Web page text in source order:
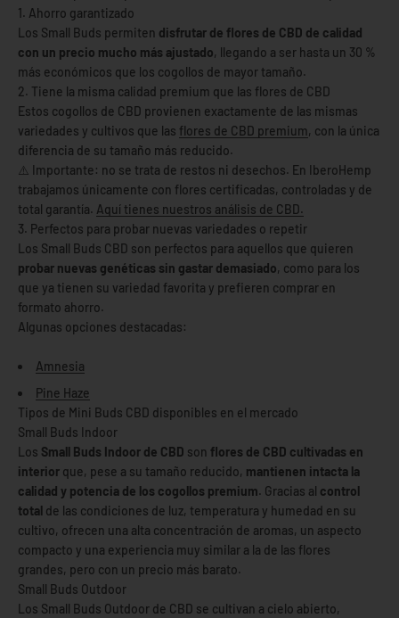
1. Ahorro garantizado
Los Small Buds permiten disfrutar de flores de CBD de calidad
con un precio mucho más ajustado, llegando a ser hasta un 30 %
más económicos que los cogollos de mayor tamaño.
2. Tiene la misma calidad premium que las flores de CBD
Estos cogollos de CBD provienen exactamente de las mismas
variedades y cultivos que las flores de CBD premium, con la única
diferencia de su tamaño más reducido.
⚠️ Importante: no se trata de restos ni desechos. En IberoHemp
trabajamos únicamente con flores certificadas, controladas y de
total garantía. Aquí tienes nuestros análisis de CBD.
3. Perfectos para probar nuevas variedades o repetir
Los Small Buds CBD son perfectos para aquellos que quieren
probar nuevas genéticas sin gastar demasiado, como para los
que ya tienen su variedad favorita y prefieren comprar en
formato ahorro.
Algunas opciones destacadas:
Amnesia
Pine Haze
Tipos de Mini Buds CBD disponibles en el mercado
Small Buds Indoor
Los Small Buds Indoor de CBD son flores de CBD cultivadas en
interior que, pese a su tamaño reducido, mantienen intacta la
calidad y potencia de los cogollos premium. Gracias al control
total de las condiciones de luz, temperatura y humedad en su
cultivo, ofrecen una alta concentración de aromas, un aspecto
compacto y una experiencia muy similar a la de las flores
grandes, pero con un precio más barato.
Small Buds Outdoor
Los Small Buds Outdoor de CBD se cultivan a cielo abierto,